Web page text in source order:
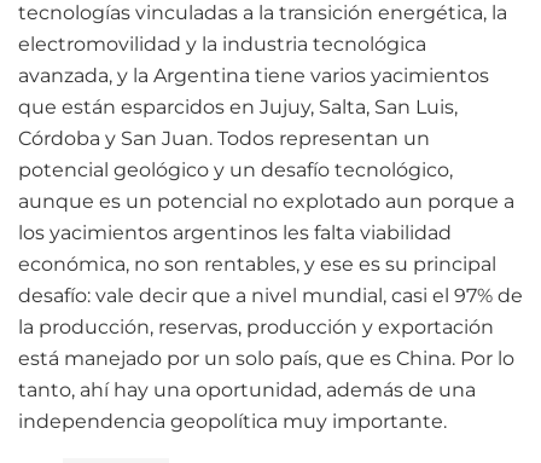
tecnologías vinculadas a la transición energética, la
electromovilidad y la industria tecnológica
avanzada, y la Argentina tiene varios yacimientos
que están esparcidos en Jujuy, Salta, San Luis,
Córdoba y San Juan. Todos representan un
potencial geológico y un desafío tecnológico,
aunque es un potencial no explotado aun porque a
los yacimientos argentinos les falta viabilidad
económica, no son rentables, y ese es su principal
desafío: vale decir que a nivel mundial, casi el 97% de
la producción, reservas, producción y exportación
está manejado por un solo país, que es China. Por lo
tanto, ahí hay una oportunidad, además de una
independencia geopolítica muy importante.